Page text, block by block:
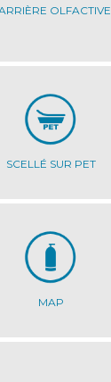
OLFACTIVE
SCELLÉ SUR PET
MAP